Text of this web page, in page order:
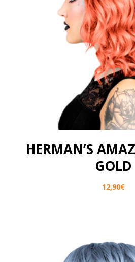
HERMAN’S
GOLD
12,90€